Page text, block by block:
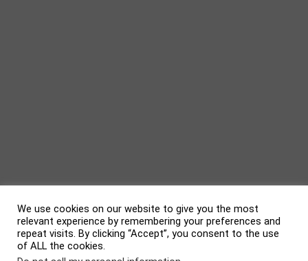
evolvetheme by Theme4Press • Powered by
We use cookies on our website to give you the most
relevant experience by remembering your preferences and
repeat visits. By clicking “Accept”, you consent to the use
of ALL the cookies.